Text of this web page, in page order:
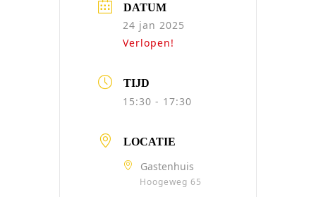
DATUM
24 jan 2025
Verlopen!
TIJD
15:30 - 17:30
LOCATIE
Gastenhuis
Hoogeweg 65